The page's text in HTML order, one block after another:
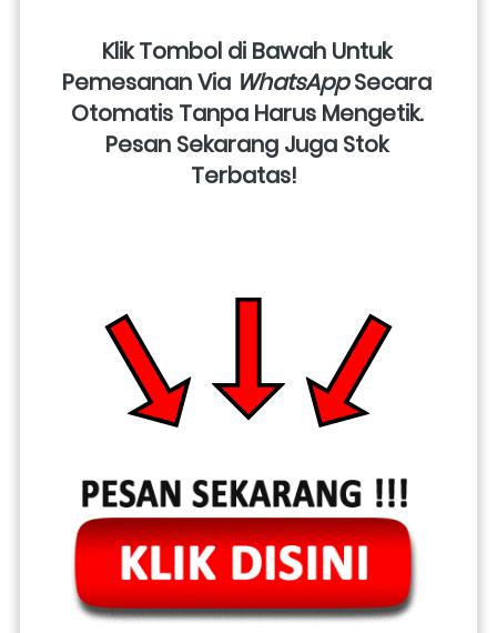
Klik Tombol di Bawah Untuk
Pemesanan Via WhatsApp Secara
Otomatis Tanpa Harus Mengetik.
Pesan Sekarang Juga Stok
Terbatas!